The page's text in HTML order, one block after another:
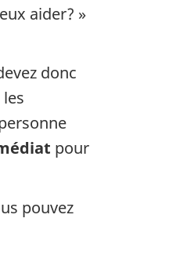
aider? »
donc
pour
pouvez